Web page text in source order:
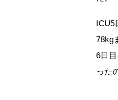
78kg
6日
った